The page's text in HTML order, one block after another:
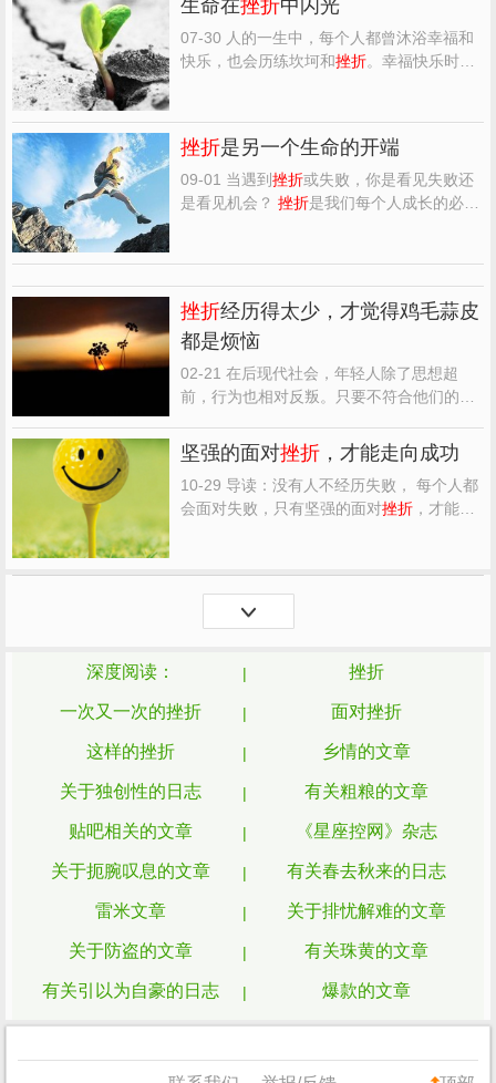
起的人都打道回家乡了。然而，他却重新到
了武汉继续找苦力活做...
生命在挫折中闪光
07-30 人的一生中，每个人都曾沐浴幸福和
快乐，也会历练坎坷和挫折。幸福快乐时，
福并存。会享受幸福，也要学会享受痛苦，
享受幸福会增加你的...
挫折是另一个生命的开端
09-01 当遇到 挫折或失败，你是看见失败还
是看见机会？ 挫折是我们每个人成长的必经
的。 人生在世，从古...
挫折经历得太少，才觉得鸡毛蒜皮
都是烦恼
02-21 在后现代社会，年轻人除了思想超
前，行为也相对反叛。只要不符合他们的心
点不顺，动不动就埋怨，已经成为常态。他
们对未来也缺乏严谨的规划。当然没有规
划，或许就是他们的规划，更别说严谨的态
度。挫折经历得太少，...
坚强的面对挫折，才能走向成功
10-29 导读：没有人不经历失败， 每个人都
会面对失败，只有坚强的面对挫折，才能真
了一幅灿烂的蓝图，对前途充满信心。突然
上最不幸，最倒霉...
深度阅读： 挫折
一次又一次的挫折 面对挫折
这样的挫折 乡情的文章
关于独创性的日志 有关粗粮的文章
贴吧相关的文章 《星座控网》杂志
关于扼腕叹息的文章 有关春去秋来的日志
雷米文章 关于排忧解难的文章
关于防盗的文章 有关珠黄的文章
有关引以为自豪的日志 爆款的文章
抛头露面 haruko语录